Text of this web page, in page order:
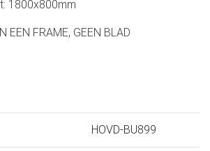
1800x800mm
EEN FRAME, GEEN BLAD
HOVD-BU899